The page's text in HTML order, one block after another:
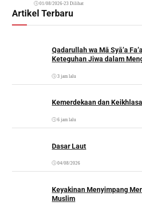
01/08/2026•23 Dilihat
Artikel Terbaru
Qadarullah wa Mā Syā’a
Keteguhan Jiwa dalam
3 jam lalu
Kemerdekaan dan
6 jam lalu
Dasar Laut
04/08/2026
Keyakinan Menyimpang
Muslim